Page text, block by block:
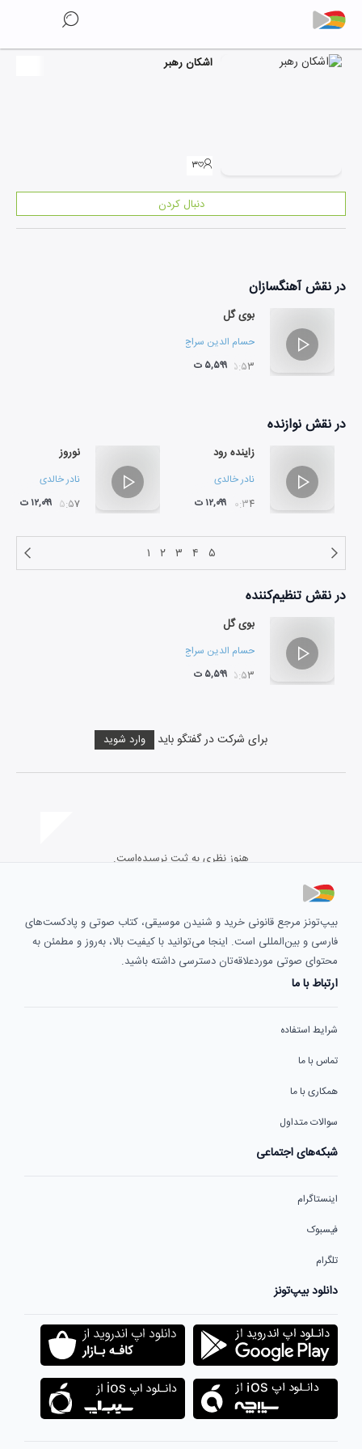
اشکان رهبر
۳
دنبال کردن
در نقشآهنگسازان
بوی گل
حسام الدین سراج
۰۵:۵۳ ۵,۵۹۹ ت
در نقشنوازنده
زاینده رود
نادر خالدی
۱۰:۳۴ ۱۲,۰۹۹ ت
نوروز
نادر خالدی
۰۵:۵۷ ۱۲,۰۹۹ ت
۱ ۲ ۳ ۴ ۵
در نقشتنظیم‌کننده
بوی گل
حسام الدین سراج
۰۵:۵۳ ۵,۵۹۹ ت
برای شرکت در گفتگو باید وارد شوید
هنوز نظری به ثبت نرسیده‌است.
بیپ‌تونز مرجع قانونی خرید و شنیدن موسیقی، کتاب صوتی و پادکست‌های
فارسی و بین‌المللی است. اینجا می‌توانید با کیفیت بالا، به‌روز و مطمئن به
محتوای صوتی موردعلاقه‌تان دسترسی داشته باشید.
ارتباط با ما
شرایط استفاده
تماس با ما
همکاری با ما
سوالات متداول
شبکه‌های اجتماعی
اینستاگرام
فیسبوک
تلگرام
دانلود بیپ‌تونز